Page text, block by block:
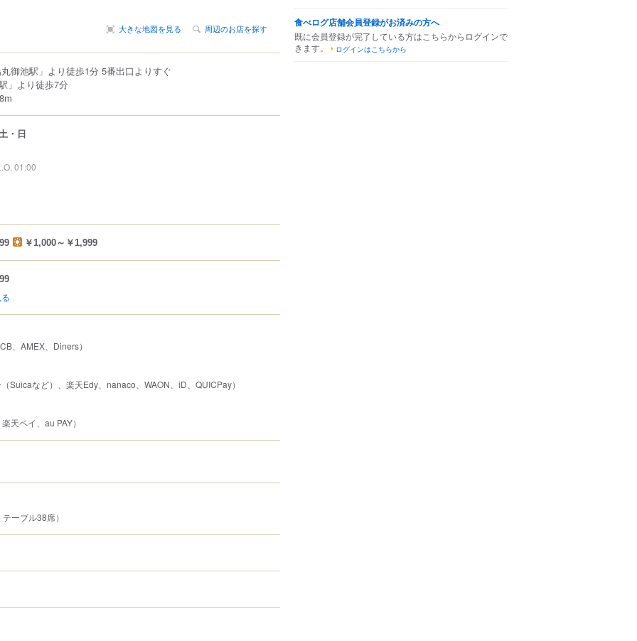
大きな地図を見る 周辺のお店を探す
御池駅」より徒歩1分 5番出口よりすぐ
」より徒歩7分
・日
01:00
￥1,000～￥1,999
、AMEX、Diners）
（Suicaなど）、楽天Edy、nanaco、WAON、iD、QUICPay）
天ペイ、au PAY）
ーブル38席）
食べログ店舗会員登録がお済みの方へ
既に会員登録が完了している方はこちらからログインで
きます。
ログインはこちらから